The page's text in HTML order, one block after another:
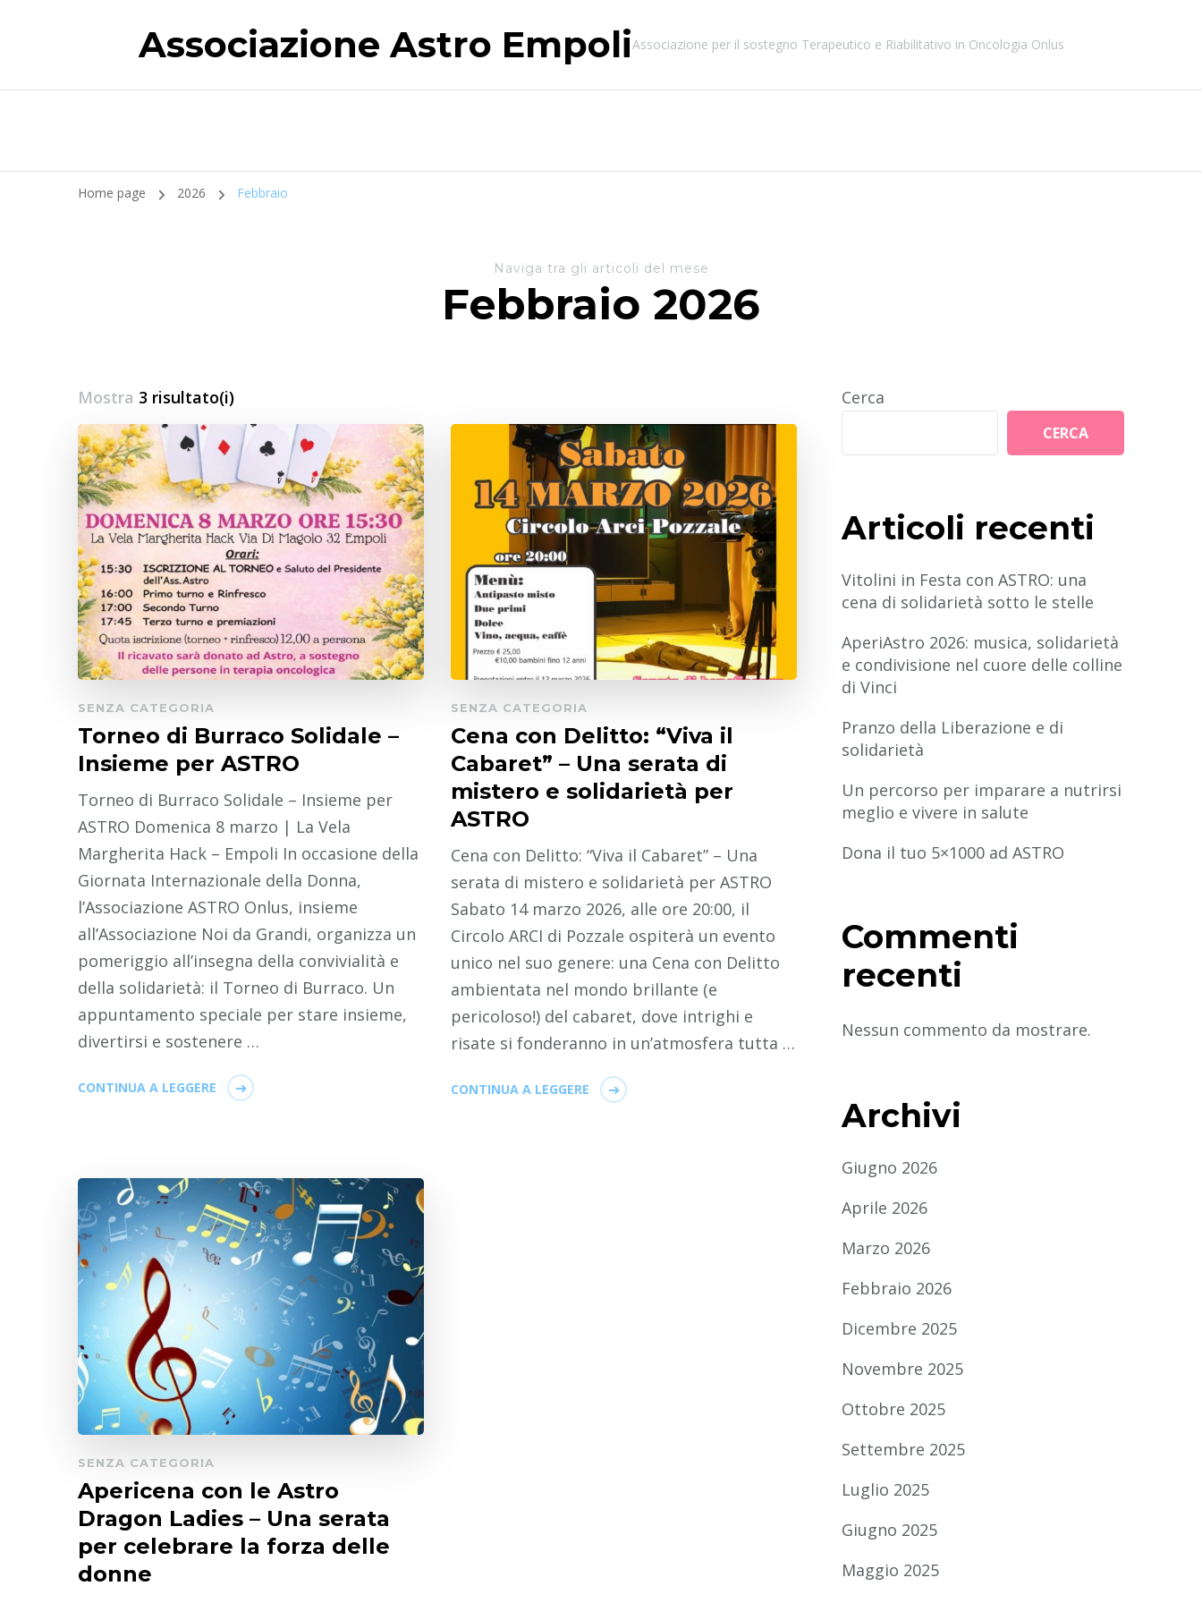
Associazione Astro EmpoliAssociazione per il sostegno Terapeutico e Riabilitativo in Oncologia Onlus
Home page 2026 Febbraio
Naviga tra gli articoli del mese
Febbraio 2026
Mostra 3 risultato(i)
SENZA CATEGORIA
Torneo di Burraco Solidale –
Insieme per ASTRO
Torneo di Burraco Solidale – Insieme per
ASTRO Domenica 8 marzo | La Vela
Margherita Hack – Empoli In occasione della
Giornata Internazionale della Donna,
l’Associazione ASTRO Onlus, insieme
all’Associazione Noi da Grandi, organizza un
pomeriggio all’insegna della convivialità e
della solidarietà: il Torneo di Burraco. Un
appuntamento speciale per stare insieme,
divertirsi e sostenere …
CONTINUA A LEGGERE
SENZA CATEGORIA
Cena con Delitto: “Viva il
Cabaret” – Una serata di
mistero e solidarietà per
ASTRO
Cena con Delitto: “Viva il Cabaret” – Una
serata di mistero e solidarietà per ASTRO
Sabato 14 marzo 2026, alle ore 20:00, il
Circolo ARCI di Pozzale ospiterà un evento
unico nel suo genere: una Cena con Delitto
ambientata nel mondo brillante (e
pericoloso!) del cabaret, dove intrighi e
risate si fonderanno in un’atmosfera tutta …
CONTINUA A LEGGERE
SENZA CATEGORIA
Apericena con le Astro
Dragon Ladies – Una serata
per celebrare la forza delle
donne
Cerca
CERCA
Articoli recenti
Vitolini in Festa con ASTRO: una
cena di solidarietà sotto le stelle
AperiAstro 2026: musica, solidarietà
e condivisione nel cuore delle colline
di Vinci
Pranzo della Liberazione e di
solidarietà
Un percorso per imparare a nutrirsi
meglio e vivere in salute
Dona il tuo 5×1000 ad ASTRO
Commenti
recenti
Nessun commento da mostrare.
Archivi
Giugno 2026
Aprile 2026
Marzo 2026
Febbraio 2026
Dicembre 2025
Novembre 2025
Ottobre 2025
Settembre 2025
Luglio 2025
Giugno 2025
Maggio 2025